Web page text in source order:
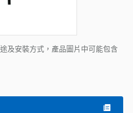
及安裝方式，產品圖片中可能包含